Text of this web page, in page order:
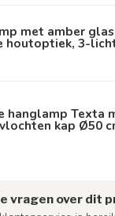
met amber
houtoptiek, 3-
hanglamp Texta
kap Ø50
vragen over dit